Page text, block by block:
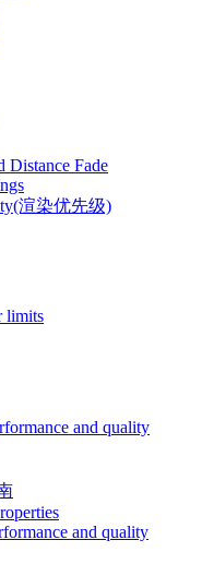
Distance Fade
渲染优先级)
limits
and quality
and quality